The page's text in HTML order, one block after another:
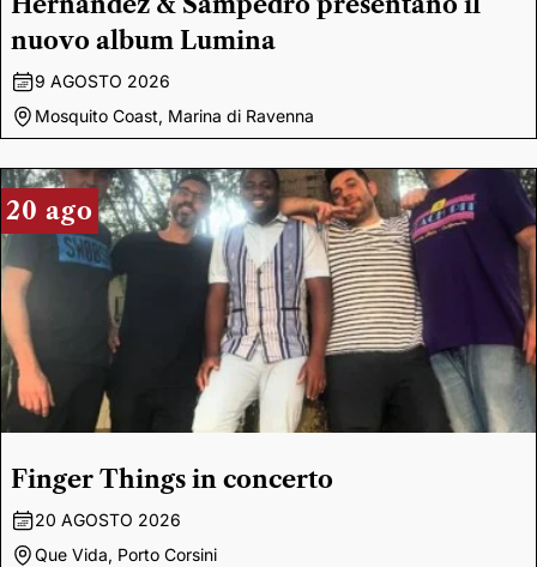
nuovo album Lumina
9 AGOSTO 2026
Mosquito Coast, Marina di Ravenna
20 ago
Finger Things in concerto
20 AGOSTO 2026
Que Vida, Porto Corsini